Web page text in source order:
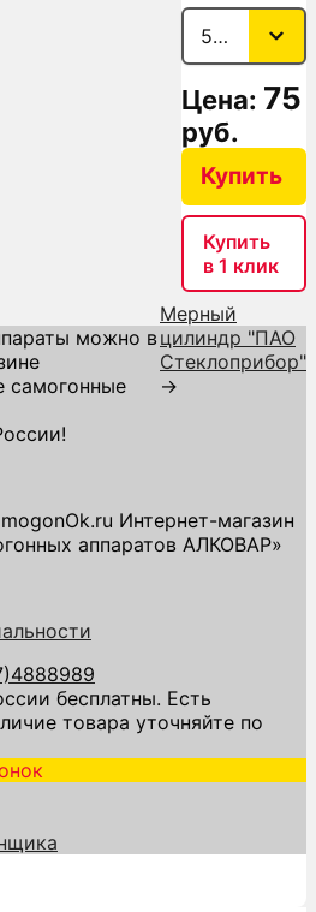
Цена: 75
руб.
Купить
Купить
в 1 клик
Мерный
цилиндр "ПАО
Стеклоприбор"
→
можно в
самогонные
Интернет-магазин
аппаратов АЛКОВАР»
бесплатны. Есть
товара уточняйте по